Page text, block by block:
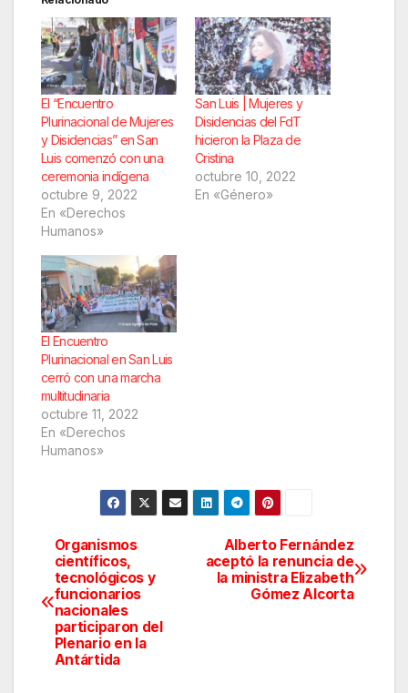
El “Encuentro
Plurinacional de Mujeres
y Disidencias” en San
Luis comenzó con una
ceremonia indígena
octubre 9, 2022
En «Derechos
Humanos»
San Luis | Mujeres y
Disidencias del FdT
hicieron la Plaza de
Cristina
octubre 10, 2022
En «Género»
El Encuentro
Plurinacional en San Luis
cerró con una marcha
multitudinaria
octubre 11, 2022
En «Derechos
Humanos»
Navegación
de
entradas
Alberto Fernández
aceptó la renuncia de
la ministra Elizabeth
Gómez Alcorta
Organismos
científicos,
tecnológicos y
funcionarios
nacionales
participaron del
Plenario en la
Antártida